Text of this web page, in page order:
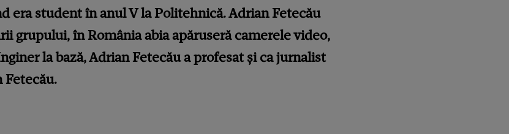
era student în anul V la Politehnică. Adrian Fetecău
grupului, în România abia apăruseră camerele video,
la bază, Adrian Fetecău a profesat și ca jurnalist
Fetecău.